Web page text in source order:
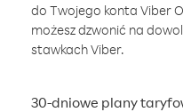
do Twojego konta Viber
możesz dzwonić na
stawkach Viber.
30-dniowe plany